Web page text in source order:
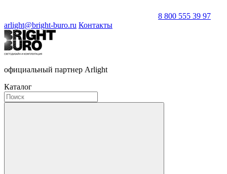
8 800 555 39 97
arlight@bright-buro.ru Контакты
официальный партнер Arlight
Каталог